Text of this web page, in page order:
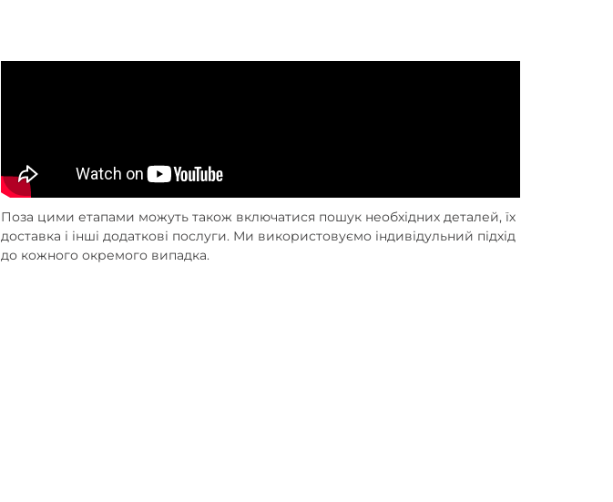
Поза цими етапами можуть також включатися пошук необхідних деталей, їх
доставка і інші додаткові послуги. Ми використовуємо індивідульний підхід
до кожного окремого випадка.